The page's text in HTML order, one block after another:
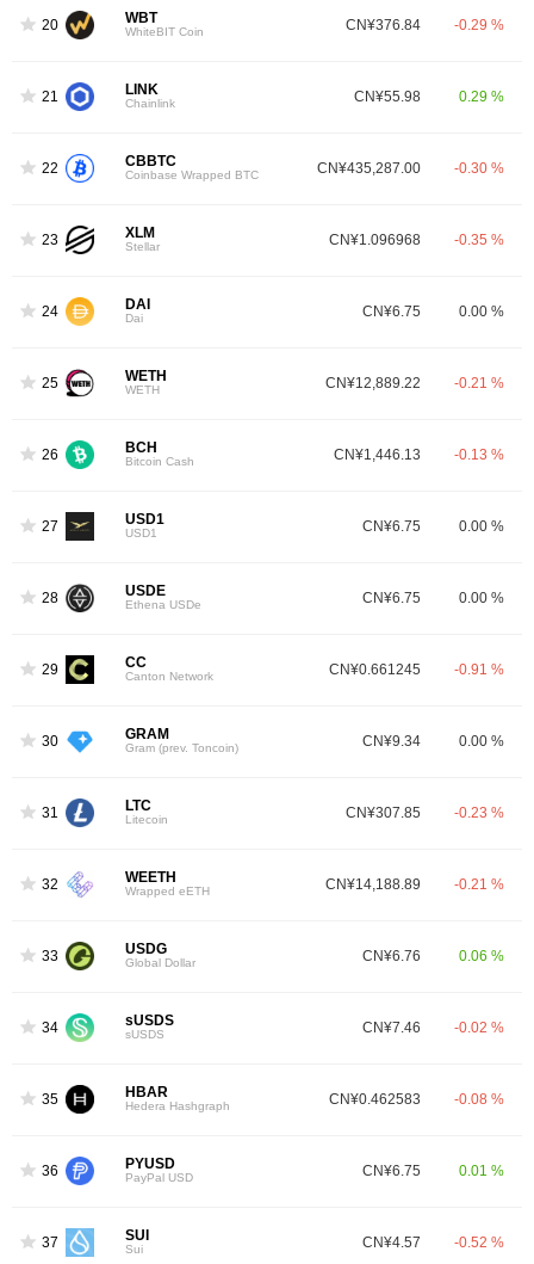
20 WBT
WhiteBIT Coin CN¥376.84 -0.29 %
21 LINK
Chainlink CN¥55.98 0.29 %
22 CBBTC
Coinbase Wrapped BTC CN¥435,287.00 -0.30 %
23 XLM
Stellar CN¥1.096968 -0.35 %
24 DAI
Dai CN¥6.75 0.00 %
25 WETH
WETH CN¥12,889.22 -0.21 %
26 BCH
Bitcoin Cash CN¥1,446.13 -0.13 %
27 USD1
USD1 CN¥6.75 0.00 %
28 USDE
Ethena USDe CN¥6.75 0.00 %
29 CC
Canton Network CN¥0.661245 -0.91 %
30 GRAM
Gram (prev. Toncoin) CN¥9.34 0.00 %
31 LTC
Litecoin CN¥307.85 -0.23 %
32 WEETH
Wrapped eETH CN¥14,188.89 -0.21 %
33 USDG
Global Dollar CN¥6.76 0.06 %
34 sUSDS
sUSDS CN¥7.46 -0.02 %
35 HBAR
Hedera Hashgraph CN¥0.462583 -0.08 %
36 PYUSD
PayPal USD CN¥6.75 0.01 %
37 SUI
Sui CN¥4.57 -0.52 %